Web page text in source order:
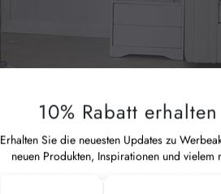
10% Rabatt erhalten
Erhalten Sie die neuesten Updates zu
neuen Produkten, Inspirationen und vielem